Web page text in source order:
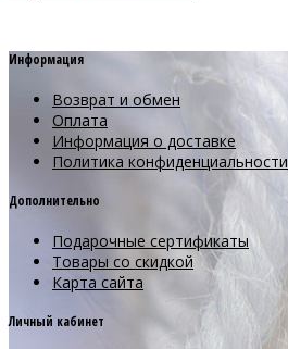
Информация
Возврат и обмен
Оплата
Информация о доставке
Политика конфиденциальности
Дополнительно
Подарочные сертификаты
Товары со скидкой
Карта сайта
Личный кабинет